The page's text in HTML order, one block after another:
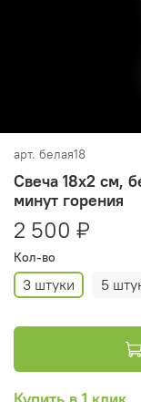
арт. белая18
Свеча 18х2 см,
минут горения
2 500 ₽
Кол-во
3 штуки 5